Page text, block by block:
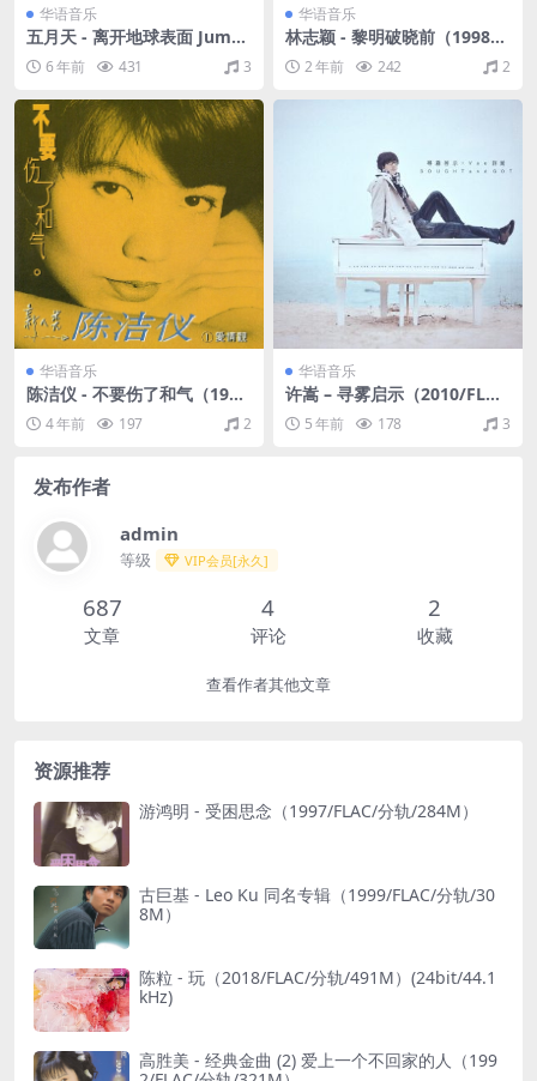
华语音乐
五月天 - 离开地球表面 Jump!
（2007/CUE+WAV/整轨/685
M）6 年前 431 3
华语音乐
林志颖 - 黎明破晓前（1998/F
LAC/分轨/293M）
2 年前 242 2
华语音乐
陈洁仪 - 不要伤了和气（199
3/FLAC/分轨/201M）
4 年前 197 2
华语音乐
许嵩 – 寻雾启示（2010/FLA
C/分轨/250M）
5 年前 178 3
发布作者
admin
等级 VIP会员[永久]
687
文章
4
评论
2
收藏
查看作者其他文章
资源推荐
游鸿明 - 受困思念（1997/FLAC/分轨/284M）
古巨基 - Leo Ku 同名专辑（1999/FLAC/分轨/30
8M）
陈粒 - 玩（2018/FLAC/分轨/491M）(24bit/44.1
kHz)
高胜美 - 经典金曲 (2) 爱上一个不回家的人（199